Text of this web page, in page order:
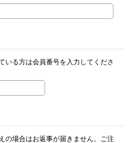
いる方は会員番号を入力してくださ
の場合はお返事が届きません。ご注